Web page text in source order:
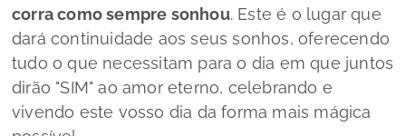
corra como sempre sonhou. Este é o lugar que
dará continuidade aos seus sonhos, oferecendo
tudo o que necessitam para o dia em que juntos
dirão "SIM" ao amor eterno, celebrando e
vivendo este vosso dia da forma mais mágica